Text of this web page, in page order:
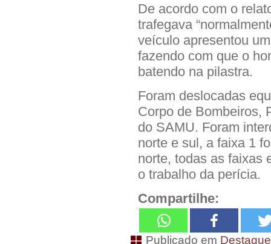
De acordo com o
trafegava
veículo apresentou
fazendo com que o
batendo na pilastra.
Foram deslocadas
Corpo de Bombeiros,
do SAMU. Foram
norte e sul, a faixa 1
norte, todas as faixas
o trabalho da perícia.
Compartilhe:
Publicado em